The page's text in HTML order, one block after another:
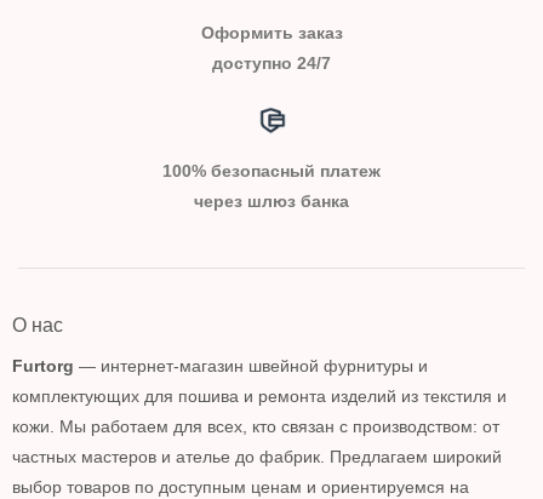
Оформить заказ
доступно 24/7
100% безопасный платеж
через шлюз банка
О нас
Furtorg — интернет-магазин швейной фурнитуры и
комплектующих для пошива и ремонта изделий из текстиля и
кожи. Мы работаем для всех, кто связан с производством: от
частных мастеров и ателье до фабрик. Предлагаем широкий
выбор товаров по доступным ценам и ориентируемся на